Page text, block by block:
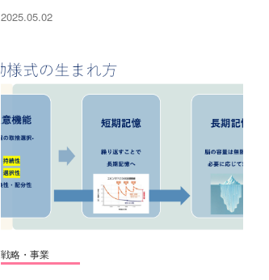
2025.05.02
戦略・事業